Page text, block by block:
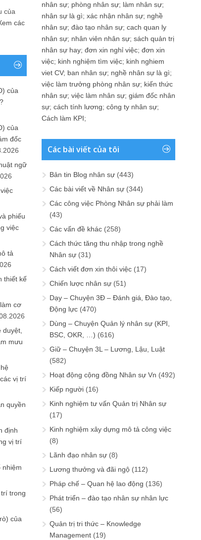
của
các
của
của
đốc
ngữ
phiếu
việc
tả
thiết kế
cơ
mưu
vị trí
quyền
định
vị trí
nhiệm
trong
của
nhân sự; phòng nhân sự; làm nhân sự;
nhân sự là gì; xác nhận nhân sự; nghề
nhân sự; đào tạo nhân sự; cach quan ly
nhân sự; nhân viên nhân sự; sách quản trị
nhân sự hay; đơn xin nghỉ việc; đơn xin
việc; kinh nghiệm tìm việc; kinh nghiem
viet CV; ban nhân sự; nghề nhân sự là gì;
việc làm trưởng phòng nhân sự; kiến thức
nhân sự; việc làm nhân sự; giám đốc nhân
sự; cách tính lương; công ty nhân sự;
Cách làm KPI;
Các bài viết của tôi
Bản tin Blog nhân sự (443)
Các bài viết về Nhân sự (344)
Các công việc Phòng Nhân sự phải làm
(43)
Các vấn đề khác (258)
Cách thức tăng thu nhập trong nghề
Nhân sự (31)
Cách viết đơn xin thôi việc (17)
Chiến lược nhân sự (51)
Dạy – Chuyện 3Đ – Đánh giá, Đào tạo,
Động lực (470)
Dùng – Chuyện Quản lý nhân sự (KPI,
BSC, OKR, …) (616)
Giữ – Chuyện 3L – Lương, Lậu, Luật
(582)
Hoạt động cộng đồng Nhân sự Vn (492)
Kiếp người (16)
Kinh nghiệm tư vấn Quản trị Nhân sự
(17)
Kinh nghiệm xây dựng mô tả công việc
(8)
Lãnh đạo nhân sự (8)
Lương thưởng và đãi ngộ (112)
Pháp chế – Quan hệ lao động (136)
Phát triển – đào tạo nhân sự nhân lực
(56)
Quản trị tri thức – Knowledge
Management (19)